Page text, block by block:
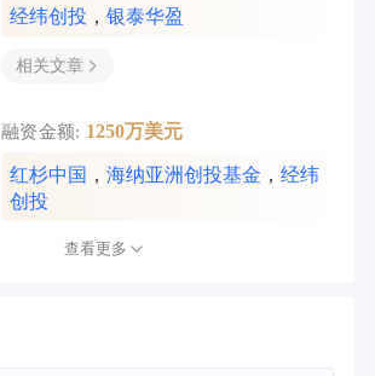
经纬创投 ，银泰华盈
相关文章
融资金额: 1250万美元
红杉中国 ，海纳亚洲创投基金 ，经纬
创投
查看更多